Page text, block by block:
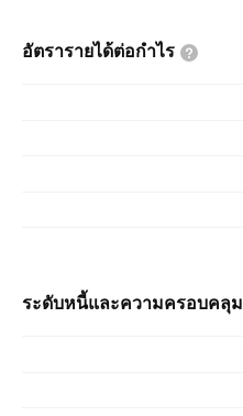
อัตรารายได้ต่อกำไร
ระดับหนี้และความครอบคลุม